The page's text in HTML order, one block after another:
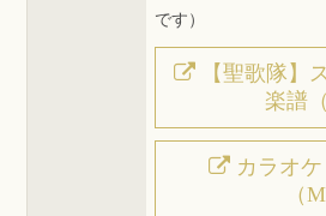
です）
【聖歌隊】
楽譜
カラオケ
（